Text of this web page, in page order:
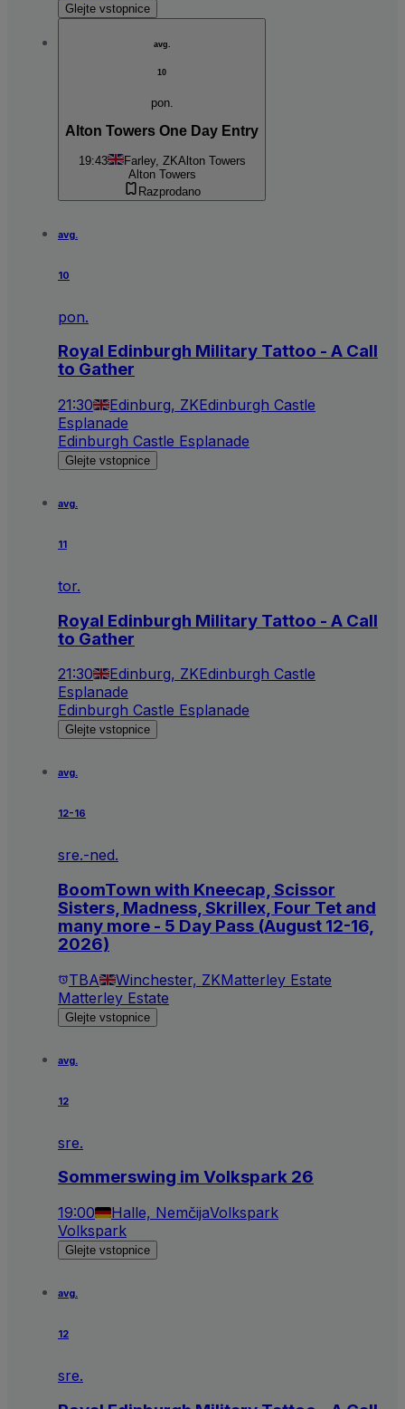
Glejte vstopnice
avg.
10
pon.
Alton Towers One Day Entry
19:43 Farley, ZKAlton Towers
Alton Towers
Razprodano
avg.
10
pon.
Royal Edinburgh Military Tattoo - A Call
to Gather
21:30 Edinburg, ZKEdinburgh Castle
Esplanade
Edinburgh Castle Esplanade
Glejte vstopnice
avg.
11
tor.
Royal Edinburgh Military Tattoo - A Call
to Gather
21:30 Edinburg, ZKEdinburgh Castle
Esplanade
Edinburgh Castle Esplanade
Glejte vstopnice
avg.
12-16
sre.-ned.
BoomTown with Kneecap, Scissor
Sisters, Madness, Skrillex, Four Tet and
many more - 5 Day Pass (August 12-16,
2026)
TBA Winchester, ZKMatterley Estate
Matterley Estate
Glejte vstopnice
avg.
12
sre.
Sommerswing im Volkspark 26
19:00 Halle, NemčijaVolkspark
Volkspark
Glejte vstopnice
avg.
12
sre.